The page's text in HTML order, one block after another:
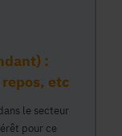
:
etc
le secteur
pour ce